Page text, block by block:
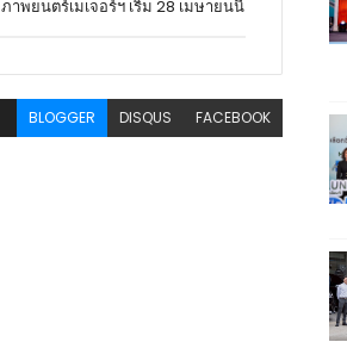
ภาพยนตร์เมเจอร์ฯ เริ่ม 28 เมษายนนี้
BLOGGER DISQUS FACEBOOK